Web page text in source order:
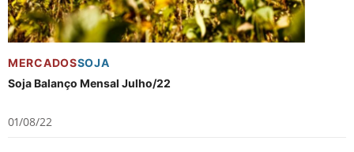
MERCADOSSOJA
Soja Balanço Mensal Julho/22
01/08/22